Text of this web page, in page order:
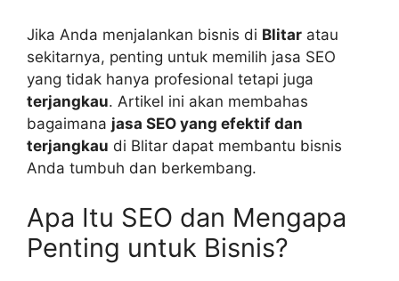
Jika Anda menjalankan bisnis di Blitar atau
sekitarnya, penting untuk memilih jasa SEO
yang tidak hanya profesional tetapi juga
terjangkau. Artikel ini akan membahas
bagaimana jasa SEO yang efektif dan
terjangkau di Blitar dapat membantu bisnis
Anda tumbuh dan berkembang.
Apa Itu SEO dan Mengapa
Penting untuk Bisnis?